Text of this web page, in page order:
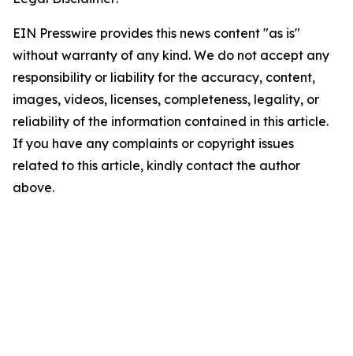
EIN Presswire provides this news content "as is"
without warranty of any kind. We do not accept any
responsibility or liability for the accuracy, content,
images, videos, licenses, completeness, legality, or
reliability of the information contained in this article.
If you have any complaints or copyright issues
related to this article, kindly contact the author
above.